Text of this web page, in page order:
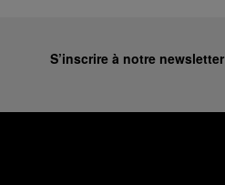
S’inscrire à notre newsletter